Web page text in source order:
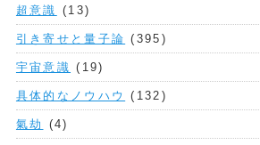
超意識 (13)
引き寄せと量子論 (395)
宇宙意識 (19)
具体的なノウハウ (132)
氣劫 (4)